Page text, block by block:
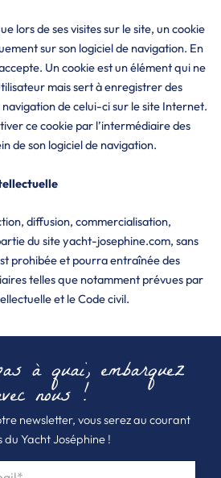
lors de ses visites sur le site, un cookie
sur son logiciel de navigation. En
Un cookie est un élément qui ne
mais sert à enregistrer des
de celui-ci sur le site Internet.
ce cookie par l’intermédiaire des
de son logiciel de navigation.
diffusion, commercialisation,
du site yacht-josephine.com, sans
prohibée et pourra entraînée des
telles que notamment prévues par
et le Code civil.
à quai, embarquez
nous !
newsletter, vous serez au courant
Yacht Joséphine !